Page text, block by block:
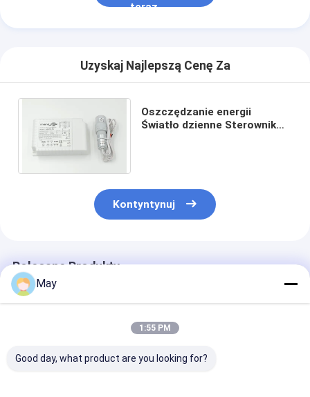
teraz
Uzyskaj Najlepszą Cenę Za
Oszczędzanie energii
Światło dzienne Sterownik
Kontyntynuj
Polecane Produkty
May
1:55 PM
Good day, what product are you looking for?